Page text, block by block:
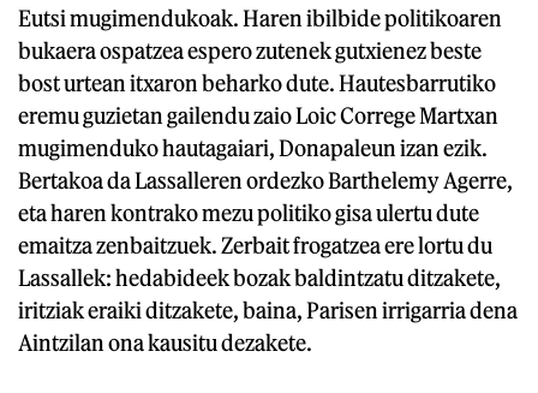
Eutsi mugimendukoak. Haren ibilbide politikoaren
bukaera ospatzea espero zutenek gutxienez beste
bost urtean itxaron beharko dute. Hautesbarrutiko
eremu guzietan gailendu zaio Loic Correge Martxan
mugimenduko hautagaiari, Donapaleun izan ezik.
Bertakoa da Lassalleren ordezko Barthelemy Agerre,
eta haren kontrako mezu politiko gisa ulertu dute
emaitza zenbaitzuek. Zerbait frogatzea ere lortu du
Lassallek: hedabideek bozak baldintzatu ditzakete,
iritziak eraiki ditzakete, baina, Parisen irrigarria dena
Aintzilan ona kausitu dezakete.